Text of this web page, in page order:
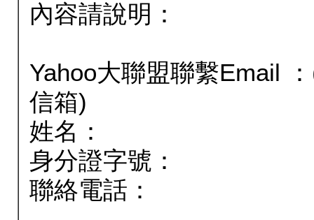
內容請說明：
Yahoo大聯盟聯繫Email
信箱)
姓名：
身分證字號：
聯絡電話：